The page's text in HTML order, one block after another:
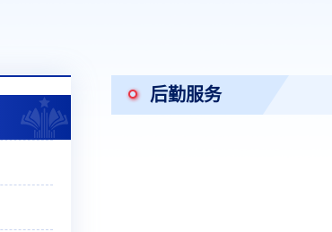
后勤服务